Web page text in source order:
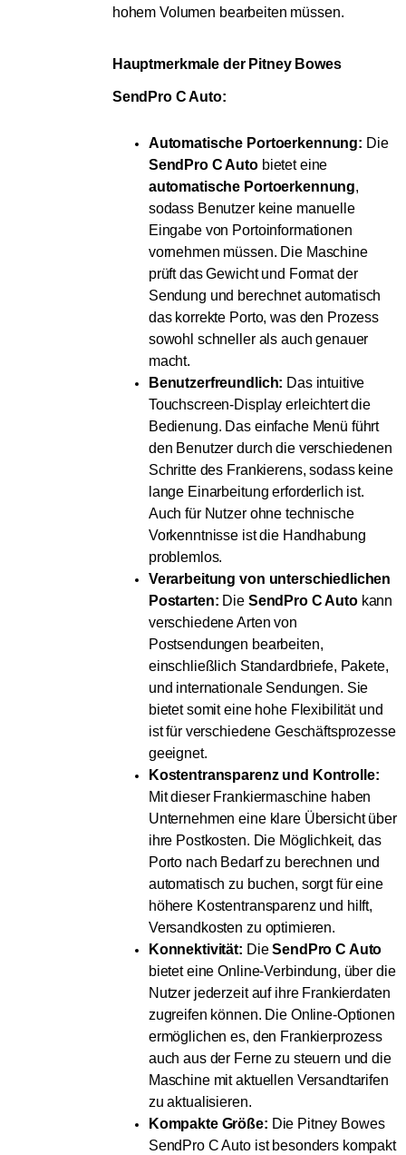
hohem Volumen bearbeiten müssen.
Hauptmerkmale der Pitney Bowes
SendPro C Auto:
Automatische Portoerkennung: Die
SendPro C Autobietet eine
automatische Portoerkennung,
sodass Benutzer keine manuelle
Eingabe von Portoinformationen
vornehmen müssen. Die Maschine
prüft das Gewicht und Format der
Sendung und berechnet automatisch
das korrekte Porto, was den Prozess
sowohl schneller als auch genauer
macht.
Benutzerfreundlich: Das intuitive
Touchscreen-Display erleichtert die
Bedienung. Das einfache Menü führt
den Benutzer durch die verschiedenen
Schritte des Frankierens, sodass keine
lange Einarbeitung erforderlich ist.
Auch für Nutzer ohne technische
Vorkenntnisse ist die Handhabung
problemlos.
Verarbeitung von unterschiedlichen
Postarten: Die SendPro C Autokann
verschiedene Arten von
Postsendungen bearbeiten,
einschließlich Standardbriefe, Pakete,
und internationale Sendungen. Sie
bietet somit eine hohe Flexibilität und
ist für verschiedene Geschäftsprozesse
geeignet.
Kostentransparenz und Kontrolle:
Mit dieser Frankiermaschine haben
Unternehmen eine klare Übersicht über
ihre Postkosten. Die Möglichkeit, das
Porto nach Bedarf zu berechnen und
automatisch zu buchen, sorgt für eine
höhere Kostentransparenz und hilft,
Versandkosten zu optimieren.
Konnektivität: DieSendPro C Auto
bietet eine Online-Verbindung, über die
Nutzer jederzeit auf ihre Frankierdaten
zugreifen können. Die Online-Optionen
ermöglichen es, den Frankierprozess
auch aus der Ferne zu steuern und die
Maschine mit aktuellen Versandtarifen
zu aktualisieren.
Kompakte Größe: Die Pitney Bowes
SendPro C Auto ist besonders kompakt